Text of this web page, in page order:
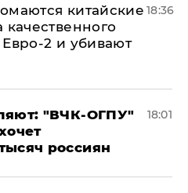
китайские
качественного
2 и убивают
18:36
"ВЧК-ОГПУ"
россиян
18:01